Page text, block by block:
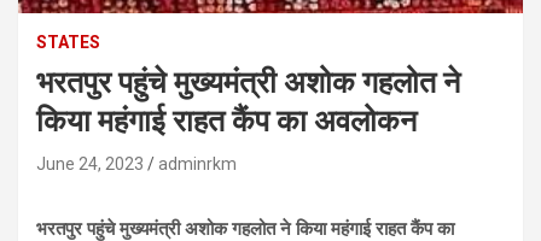
STATES
भरतपुर पहुंचे मुख्यमंत्री अशोक गहलोत ने
किया महंगाई राहत कैंप का अवलोकन
June 24, 2023 adminrkm
भरतपुर पहुंचे मुख्यमंत्री अशोक गहलोत ने किया महंगाई राहत कैंप का